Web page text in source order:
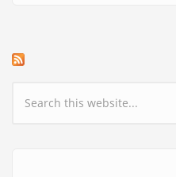
Search form